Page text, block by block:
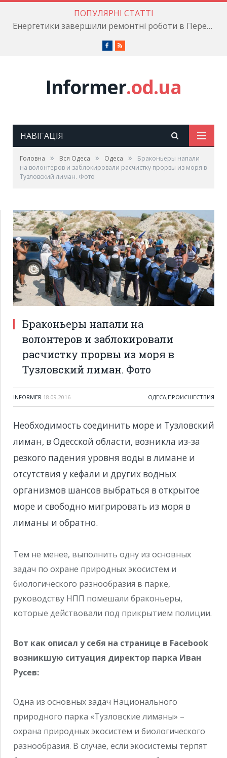
ПОПУЛЯРНІ СТАТТІ
Енергетики завершили ремонтні роботи в Пересипському районі
Facebook
RSS
Informer.od.ua
НАВІГАЦІЯ
Головна » Вся Одеса » Одеса »
Браконьеры напали
на волонтеров и заблокировали расчистку прорвы из моря в
Тузловский лиман. Фото
Браконьеры напали на
волонтеров и заблокировали
расчистку прорвы из моря в
Тузловский лиман. Фото
INFORMER 18.09.2016 ОДЕСА,ПРОИСШЕСТВИЯ
Необходимость соединить море и Тузловский
лиман, в Одесской области, возникла из-за
резкого падения уровня воды в лимане и
отсутствия у кефали и других водных
организмов шансов выбраться в открытое
море и свободно мигрировать из моря в
лиманы и обратно.
Тем не менее, выполнить одну из основных
задач по охране природных экосистем и
биологического разнообразия в парке,
руководству НПП помешали браконьеры,
которые действовали под прикрытием полиции.
Вот как описал у себя на странице в Facebook
возникшую ситуация директор парка Иван
Русев:
Одна из основных задач Национального
природного парка «Тузловские лиманы» –
охрана природных экосистем и биологического
разнообразия. В случае, если экосистемы терпят